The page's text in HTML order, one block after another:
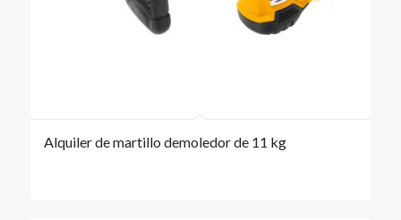
Alquiler de martillo demoledor de 11 kg